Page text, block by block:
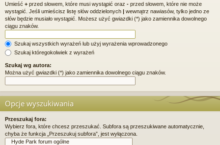
Umieść + przed słowem, które musi wystąpić oraz - przed słowem, które nie może
wystąpić. Jeśli umieścisz listę słów oddzielonych | wewnątrz nawiasów, tylko jedno ze
słów będzie musiało wystąpić. Możesz użyć gwiazdki (*) jako zamiennika dowolnego
ciągu znaków.
Szukaj wszystkich wyrażeń lub użyj wyrażenia wprowadzonego
Szukaj któregokolwiek z wyrażeń
Szukaj wg autora:
Można użyć gwiazdki (*) jako zamiennika dowolnego ciągu znaków.
Opcje wyszukiwania
Przeszukaj fora:
Wybierz fora, które chcesz przeszukać. Subfora są przeszukiwane automatycznie,
chyba że funkcja „Przeszukuj subfora”, jest wyłączona.